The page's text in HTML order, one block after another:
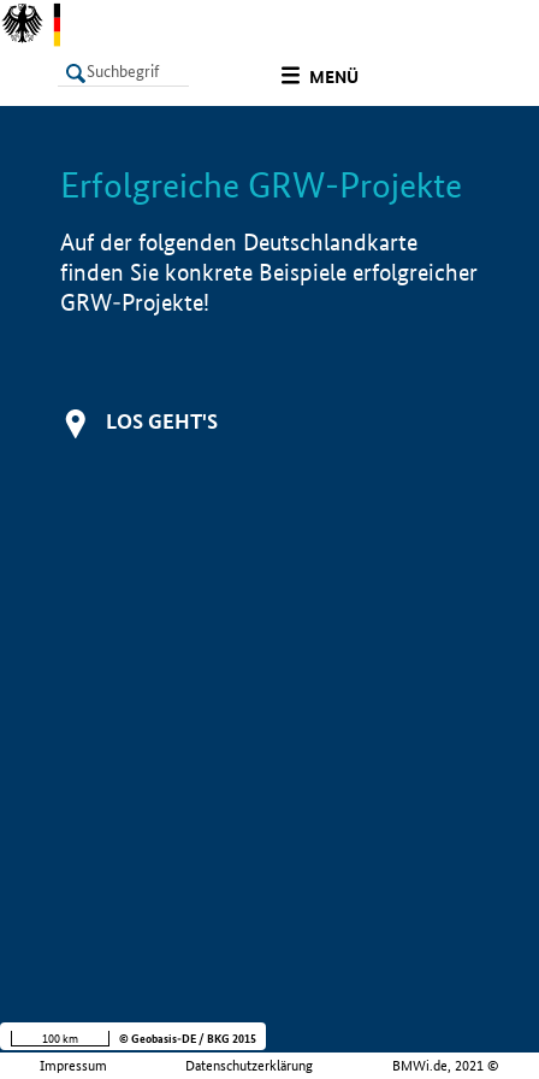
MENÜ
LISTE Info
Erfolgreiche GRW-Projekte
Auf der folgenden Deutschlandkarte
finden Sie konkrete Beispiele erfolgreicher
GRW-Projekte!
LOS GEHT'S
Impressum Datenschutzerklärung BMWi.de, 2021 ©
100 km © Geobasis-DE / BKG 2015